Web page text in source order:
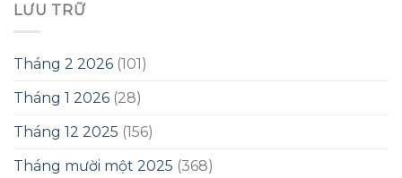
LƯU TRỮ
Tháng 2 2026 (101)
Tháng 1 2026 (28)
Tháng 12 2025 (156)
Tháng mười một 2025 (368)